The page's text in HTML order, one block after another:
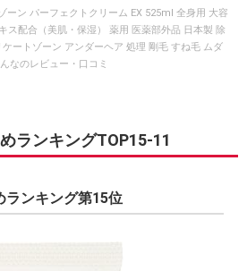
ーン パーフェクトクリーム EX 525ml 全身用 大容
ス配合（美肌・保湿） 薬用 医薬部外品 日本製 除
ートゾーン アンダーヘア 処理 剛毛 すね毛 ムダ
なのレビュー・口コミ
ランキングTOP15-11
ランキング第15位